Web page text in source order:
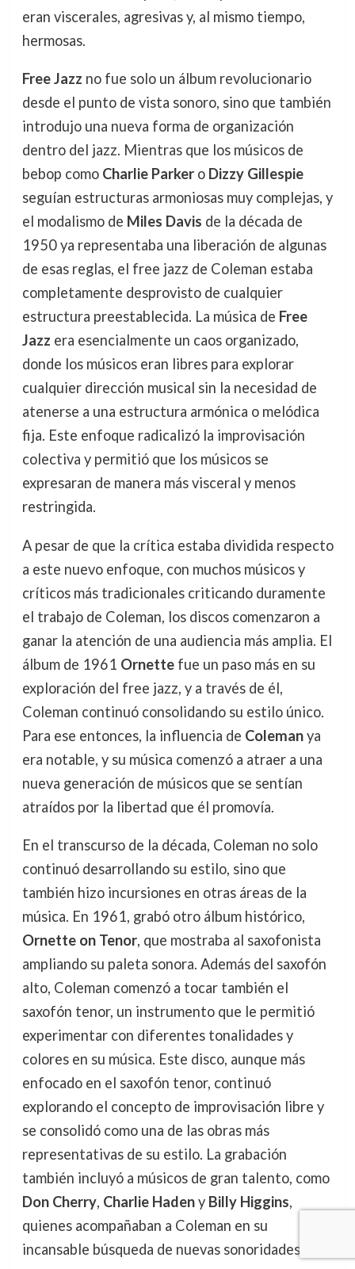
eran viscerales, agresivas y, al mismo tiempo,
hermosas.
Free Jazz no fue solo un álbum revolucionario
desde el punto de vista sonoro, sino que también
introdujo una nueva forma de organización
dentro del jazz. Mientras que los músicos de
bebop como Charlie Parkero Dizzy Gillespie
seguían estructuras armoniosas muy complejas, y
el modalismo de Miles Davis de la década de
1950 ya representaba una liberación de algunas
de esas reglas, el free jazz de Coleman estaba
completamente desprovisto de cualquier
estructura preestablecida. La música de Free
Jazz era esencialmente un caos organizado,
donde los músicos eran libres para explorar
cualquier dirección musical sin la necesidad de
atenerse a una estructura armónica o melódica
fija. Este enfoque radicalizó la improvisación
colectiva y permitió que los músicos se
expresaran de manera más visceral y menos
restringida.
A pesar de que la crítica estaba dividida respecto
a este nuevo enfoque, con muchos músicos y
críticos más tradicionales criticando duramente
el trabajo de Coleman, los discos comenzaron a
ganar la atención de una audiencia más amplia. El
álbum de 1961 Ornettefue un paso más en su
exploración del free jazz, y a través de él,
Coleman continuó consolidando su estilo único.
Para ese entonces, la influencia de Colemanya
era notable, y su música comenzó a atraer a una
nueva generación de músicos que se sentían
atraídos por la libertad que él promovía.
En el transcurso de la década, Coleman no solo
continuó desarrollando su estilo, sino que
también hizo incursiones en otras áreas de la
música. En 1961, grabó otro álbum histórico,
Ornette on Tenor, que mostraba al saxofonista
ampliando su paleta sonora. Además del saxofón
alto, Coleman comenzó a tocar también el
saxofón tenor, un instrumento que le permitió
experimentar con diferentes tonalidades y
colores en su música. Este disco, aunque más
enfocado en el saxofón tenor, continuó
explorando el concepto de improvisación libre y
se consolidó como una de las obras más
representativas de su estilo. La grabación
también incluyó a músicos de gran talento, como
Don Cherry, Charlie Hadeny Billy Higgins,
quienes acompañaban a Coleman en su
incansable búsqueda de nuevas sonoridades.